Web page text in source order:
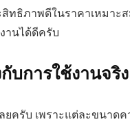
ทธิภาพดีในราคาเหมา
านได้ดีครับ
บการใช้งานจริง
ยครับ เพราะแต่ละขนาด